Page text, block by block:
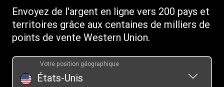
Télécharger l'application
Convertisseur de devises
SWIFT/BIC
Parrainer un ami
Services prépayés Western Union
Déposer une plainte
Conditions générales du Service de transfert d'argent Vigo
par Western Union
Envoyez de l'argent en ligne vers 200 pays et
territoires grâce aux centaines de milliers de
points de vente Western Union.
États-Unis
Votre position géographique